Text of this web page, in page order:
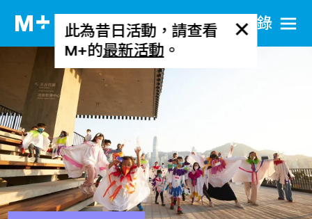
目​錄
此為昔日活動，請查看
M+的最新活動 。